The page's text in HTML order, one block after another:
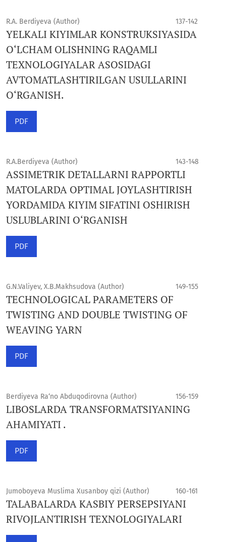
R.A. Berdiyeva (Author) 137-142
YELKALI KIYIMLAR KONSTRUKSIYASIDA
O‘LCHAM OLISHNING RAQAMLI
TEXNOLOGIYALAR ASOSIDAGI
AVTOMATLASHTIRILGAN USULLARINI
O‘RGANISH.
PDF
R.A.Berdiyeva (Author) 143-148
ASSIMETRIK DETALLARNI RAPPORTLI
MATOLARDA OPTIMAL JOYLASHTIRISH
YORDAMIDA KIYIM SIFATINI OSHIRISH
USLUBLARINI O‘RGANISH
PDF
G.N.Valiyev, X.B.Makhsudova (Author) 149-155
TECHNOLOGICAL PARAMETERS OF
TWISTING AND DOUBLE TWISTING OF
WEAVING YARN
PDF
Berdiyeva Ra‘no Abduqodirovna (Author) 156-159
LIBOSLARDA TRANSFORMATSIYANING
AHAMIYATI .
PDF
Jumoboyeva Muslima Xusanboy qizi (Author) 160-161
TALABALARDA KASBIY PERSEPSIYANI
RIVOJLANTIRISH TEXNOLOGIYALARI